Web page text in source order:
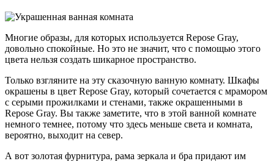
Многие образы, для которых используется Repose Gray,
довольно спокойные. Но это не значит, что с помощью этого
цвета нельзя создать шикарное пространство.
Только взгляните на эту сказочную ванную комнату. Шкафы
окрашены в цвет Repose Gray, который сочетается с мрамором
с серыми прожилками и стенами, также окрашенными в
Repose Gray. Вы также заметите, что в этой ванной комнате
немного темнее, потому что здесь меньше света и комната,
вероятно, выходит на север.
А вот золотая фурнитура, рама зеркала и бра придают им